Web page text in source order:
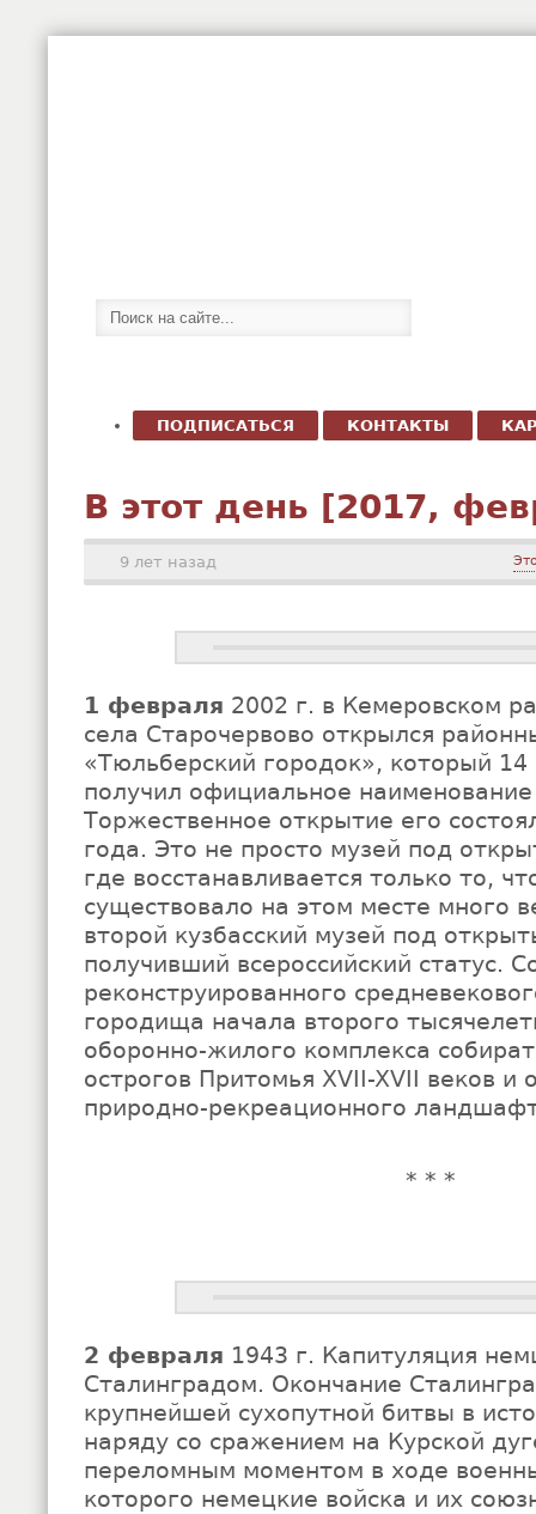
ПОДПИСАТЬСЯ КОНТАКТЫ
В этот день [2017,
9 лет назад
1 февраля 2002 г. в Кемеровском
села Старочервово открылся
«Тюльберский городок», который
получил официальное наименование
Торжественное открытие его
года. Это не просто музей под
где восстанавливается только то,
существовало на этом месте много
второй кузбасский музей под
получивший всероссийский статус.
реконструированного
городища начала второго
оборонно-жилого комплекса
острогов Притомья XVII-XVII веков и
природно-рекреационного
* * *
2 февраля 1943 г. Капитуляция
Сталинградом. Окончание
крупнейшей сухопутной битвы в
наряду со сражением на Курской
переломным моментом в ходе
которого немецкие войска и их